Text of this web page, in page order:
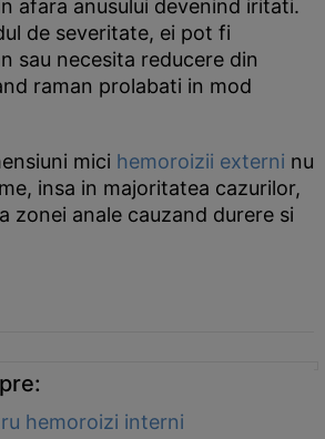
afara anusului devenind iritati.
de severitate, ei pot fi
sau necesita reducere din
raman prolabati in mod
mici hemoroizii externi nu
insa in majoritatea cazurilor,
zonei anale cauzand durere si
hemoroizi interni